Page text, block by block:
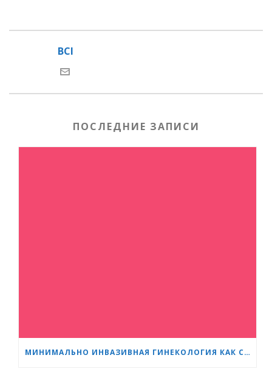
BCI
ПОСЛЕДНИЕ ЗАПИСИ
МИНИМАЛЬНО ИНВАЗИВНАЯ ГИНЕКОЛОГИЯ КАК СТАНДАРТ: НОВОЕ ПОКОЛЕНИЕ СПЕЦИАЛИСТОВ ПРОХОДИТ ОБУЧЕНИЕ В «СЕРДЦЕ И МОЗГ»